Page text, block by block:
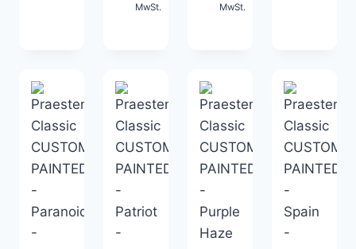
MwSt.
MwSt.